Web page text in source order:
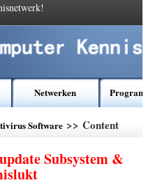
Netwerken
Software >> Content
Subsystem &